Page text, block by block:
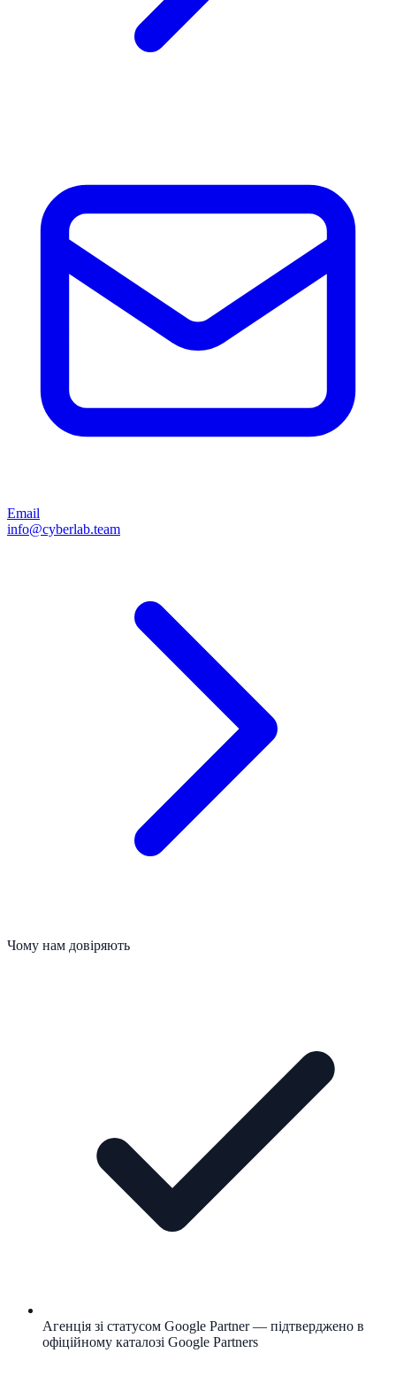
Email
info@cyberlab.team
Чому нам довіряють
Агенція зі статусом Google Partner — підтверджено в
офіційному каталозі Google Partners